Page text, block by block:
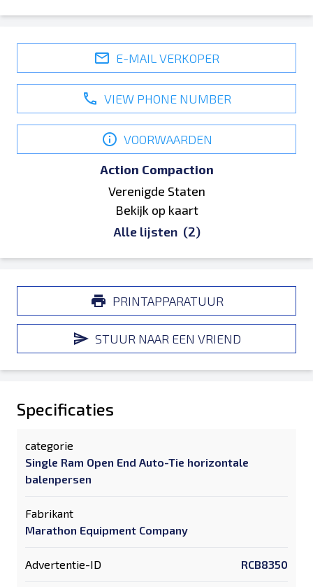
E-MAIL VERKOPER
VIEW PHONE NUMBER
VOORWAARDEN
Action Compaction
Verenigde Staten
Bekijk op kaart
Alle lijsten (2)
PRINTAPPARATUUR
STUUR NAAR EEN VRIEND
Specificaties
categorie
Single Ram Open End Auto-Tie horizontale
balenpersen
Fabrikant
Marathon Equipment Company
Advertentie-ID RCB8350